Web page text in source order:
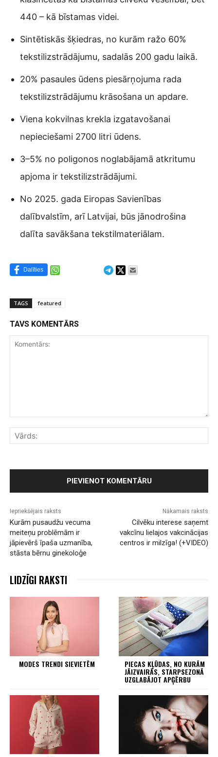
440 – kā bīstamas videi.
Sintētiskās šķiedras, no kurām ražo 60%
tekstilizstrādājumu, sadalās 200 gadu laikā.
20% pasaules ūdens piesārņojuma rada
tekstilizstrādājumu krāsošana un apdare.
Viena kokvilnas krekla izgatavošanai
nepieciešami 2700 litri ūdens.
3–5% no poligonos noglabājamā atkritumu
apjoma ir tekstilizstrādājumi.
No 2025. gada Eiropas Savienības
dalībvalstīm, arī Latvijai, būs jānodrošina
dalīta savākšana tekstilmateriālam.
Dalīties
TAGS featured
TAVS KOMENTĀRS
Iepriekšējais raksts
Kurām pusaudžu vecuma
meiteņu problēmām ir
jāpievērš īpaša uzmanība,
stāsta bērnu ginekoloģe
Nākamais raksts
Cilvēku interese saņemt
vakcīnu lielajos vakcinācijas
centros ir milzīga! (+VIDEO)
LIDZĪGI RAKSTI
MODES TRENDI SIEVIETĒM PIECAS KĻŪDAS, NO KURĀM
JĀIZVAIRĀS, STARPSEZONĀ
UZGLABĀJOT APĢĒRBU